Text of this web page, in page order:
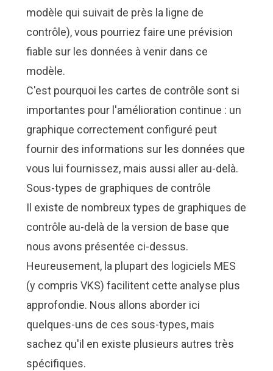
modèle qui suivait de près la ligne de
contrôle), vous pourriez faire une prévision
fiable sur les données à venir dans ce
modèle.
C'est pourquoi les cartes de contrôle sont si
importantes pour l'amélioration continue : un
graphique correctement configuré peut
fournir des informations sur les données que
vous lui fournissez, mais aussi aller au-delà.
Sous-types de graphiques de contrôle
Il existe de nombreux types de graphiques de
contrôle au-delà de la version de base que
nous avons présentée ci-dessus.
Heureusement, la plupart des logiciels MES
(y compris VKS) facilitent cette analyse plus
approfondie. Nous allons aborder ici
quelques-uns de ces sous-types, mais
sachez qu'il en existe plusieurs autres très
spécifiques.